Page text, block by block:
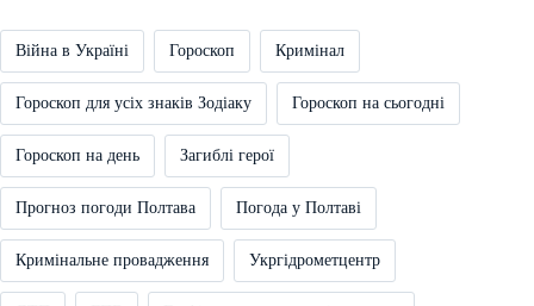
Війна в Україні Гороскоп Кримінал
Гороскоп для усіх знаків Зодіаку Гороскоп на сьогодні
Гороскоп на день Загиблі герої
Прогноз погоди Полтава Погода у Полтаві
Кримінальне провадження Укргідрометцентр